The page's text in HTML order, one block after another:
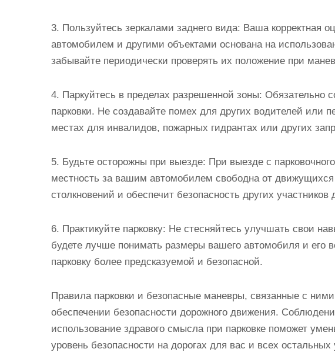
3. Пользуйтесь зеркалами заднего вида: Ваша корректная
автомобилем и другими объектами основана на
забывайте периодически проверять их положение при
4. Паркуйтесь в пределах разрешенной зоны: Обязательно
парковки. Не создавайте помех для других водителей или
местах для инвалидов, пожарных гидрантах или других
5. Будьте осторожны при выезде: При выезде с
местность за вашим автомобилем свободна от движущихся
столкновений и обеспечит безопасность других участников
6. Практикуйте парковку: Не стесняйтесь улучшать свои
будете лучше понимать размеры вашего автомобиля и его
парковку более предсказуемой и безопасной.
Правила парковки и безопасные маневры, связанные с
обеспечении безопасности дорожного движения.
использование здравого смысла при парковке поможет
уровень безопасности на дорогах для вас и всех